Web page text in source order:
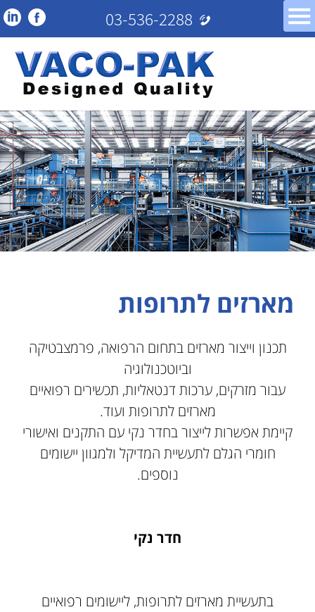
03-536-2288
מארזים לתרופות
תכנון וייצור מארזים בתחום הרפואה, פרמצבטיקה
וביוטכנולוגיה
עבור מזרקים, ערכות דנטאליות, תכשירים רפואיים
מארזים לתרופות ועוד.
קיימת אפשרות לייצור בחדר נקי עם התקנים ואישורי
חומרי הגלם לתעשיית המדיקל ולמגוון יישומים
נוספים.
חדר נקי
בתעשיית מארזים לתרופות, ליישומים רפואיים